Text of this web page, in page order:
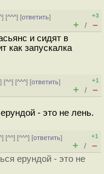
] [^^^] [ответить]
+3
+ / –
и сидят в
как запускалка
] [^^] [^^^] [ответить]
+1
+ / –
- это не лень.
] [^^] [^^^] [ответить]
+1
+ / –
ерундой - это не